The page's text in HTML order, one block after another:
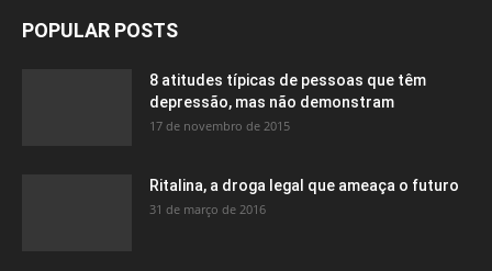
POPULAR POSTS
8 atitudes típicas de pessoas que têm
depressão, mas não demonstram
17 de novembro de 2015
Ritalina, a droga legal que ameaça o futuro
31 de março de 2016